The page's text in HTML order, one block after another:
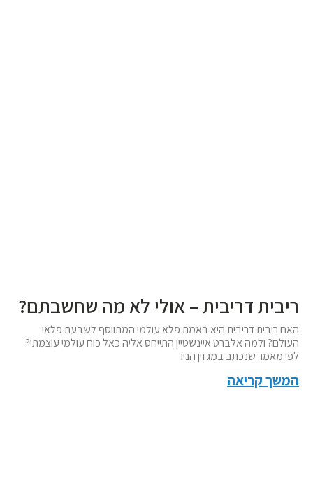
ריבית דריבית – אולי לא מה שחשבתם?
האם ריבית דריבית היא באמת פלא עולמי המתווסף לשבעת פלאי
העולם? ולמה אלברט איינשטיין התייחס אליה כאל כוח עולמי עוצמתי?
לפי מאמר שנכתב במגזין הניו
המשך קריאה